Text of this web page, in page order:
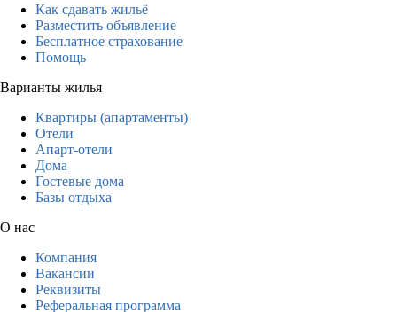
Как сдавать жильё
Разместить объявление
Бесплатное страхование
Помощь
Варианты жилья
Квартиры (апартаменты)
Отели
Апарт-отели
Дома
Гостевые дома
Базы отдыха
О нас
Компания
Вакансии
Реквизиты
Реферальная программа